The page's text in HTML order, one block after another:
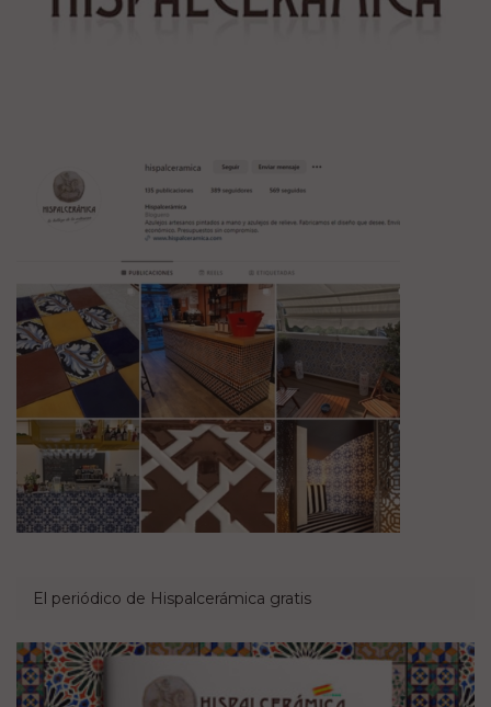
El periódico de Hispalcerámica gratis